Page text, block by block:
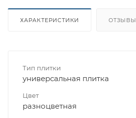
ХАРАКТЕРИСТИКИ ОТЗЫВЫ
Тип плитки
универсальная плитка
Цвет
разноцветная